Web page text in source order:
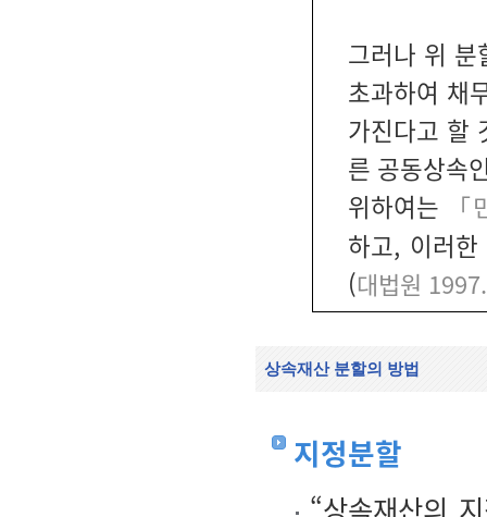
그러나 위
초과하여 채
가진다고 할
른 공동상속
위하여는
하고, 이러
(대법원
상속재산 분할의 방법
지정분할
“상속재산의